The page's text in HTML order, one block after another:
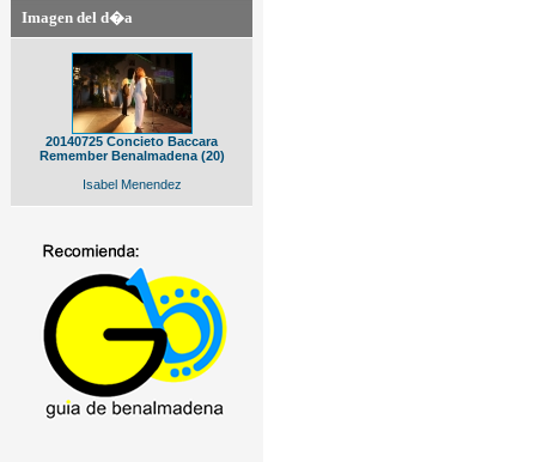
Imagen del d�a
20140725 Concieto Baccara
Remember Benalmadena (20)
Isabel Menendez